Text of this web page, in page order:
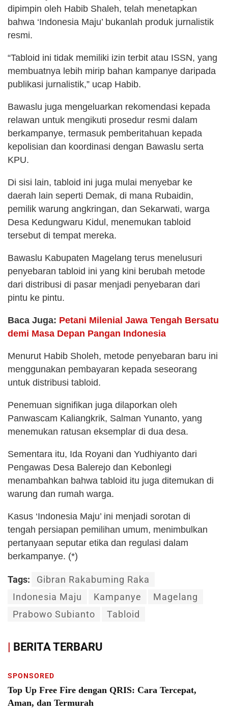
dipimpin oleh Habib Shaleh, telah menetapkan
bahwa ‘Indonesia Maju’ bukanlah produk jurnalistik
resmi.
“Tabloid ini tidak memiliki izin terbit atau ISSN, yang
membuatnya lebih mirip bahan kampanye daripada
publikasi jurnalistik,” ucap Habib.
Bawaslu juga mengeluarkan rekomendasi kepada
relawan untuk mengikuti prosedur resmi dalam
berkampanye, termasuk pemberitahuan kepada
kepolisian dan koordinasi dengan Bawaslu serta
KPU.
Di sisi lain, tabloid ini juga mulai menyebar ke
daerah lain seperti Demak, di mana Rubaidin,
pemilik warung angkringan, dan Sekarwati, warga
Desa Kedungwaru Kidul, menemukan tabloid
tersebut di tempat mereka.
Bawaslu Kabupaten Magelang terus menelusuri
penyebaran tabloid ini yang kini berubah metode
dari distribusi di pasar menjadi penyebaran dari
pintu ke pintu.
Baca Juga: Petani Milenial Jawa Tengah Bersatu
demi Masa Depan Pangan Indonesia
Menurut Habib Sholeh, metode penyebaran baru ini
menggunakan pembayaran kepada seseorang
untuk distribusi tabloid.
Penemuan signifikan juga dilaporkan oleh
Panwascam Kaliangkrik, Salman Yunanto, yang
menemukan ratusan eksemplar di dua desa.
Sementara itu, Ida Royani dan Yudhiyanto dari
Pengawas Desa Balerejo dan Kebonlegi
menambahkan bahwa tabloid itu juga ditemukan di
warung dan rumah warga.
Kasus ‘Indonesia Maju’ ini menjadi sorotan di
tengah persiapan pemilihan umum, menimbulkan
pertanyaan seputar etika dan regulasi dalam
berkampanye. (*)
Tags:
Gibran Rakabuming Raka
Indonesia Maju
Kampanye
Magelang
Prabowo Subianto
Tabloid
| BERITA TERBARU
SPONSORED
Top Up Free Fire dengan QRIS: Cara Tercepat,
Aman, dan Termurah